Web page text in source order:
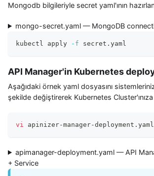
Mongodb bilgileriyle secret yaml'ının
mongo-secret.yaml — MongoDB
kubectl apply -f secret.yaml
API Manager'in Kubernetes
Aşağıdaki örnek yaml dosyasını
şekilde değiştirerek Kubernetes
vi apinizer-manager-deployment.yaml
apimanager-deployment.yaml — API
+ Service